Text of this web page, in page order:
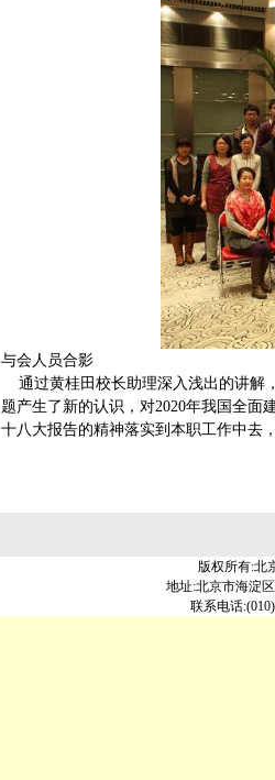
与会人员合影
通过黄桂田校长助理深入浅出的讲解
题产生了新的认识，对2020年我国全面
十八大报告的精神落实到本职工作中去
版权所有:北
地址:北京市海淀
联系电话